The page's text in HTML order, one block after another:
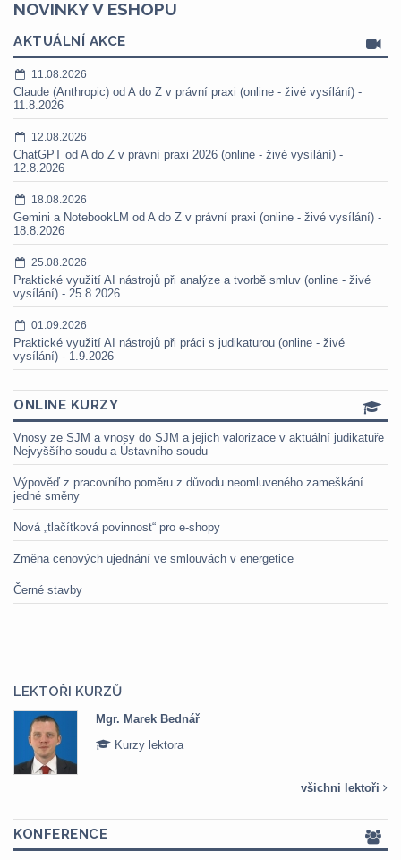
NOVINKY V ESHOPU
AKTUÁLNÍ AKCE
11.08.2026
Claude (Anthropic) od A do Z v právní praxi (online - živé vysílání) -
11.8.2026
12.08.2026
ChatGPT od A do Z v právní praxi 2026 (online - živé vysílání) -
12.8.2026
18.08.2026
Gemini a NotebookLM od A do Z v právní praxi (online - živé vysílání) -
18.8.2026
25.08.2026
Praktické využití AI nástrojů při analýze a tvorbě smluv (online - živé
vysílání) - 25.8.2026
01.09.2026
Praktické využití AI nástrojů při práci s judikaturou (online - živé
vysílání) - 1.9.2026
ONLINE KURZY
Vnosy ze SJM a vnosy do SJM a jejich valorizace v aktuální judikatuře
Nejvyššího soudu a Ústavního soudu
Výpověď z pracovního poměru z důvodu neomluveného zameškání
jedné směny
Nová „tlačítková povinnost“ pro e-shopy
Změna cenových ujednání ve smlouvách v energetice
Černé stavby
LEKTOŘI KURZŮ
Mgr. Marek Bednář
Kurzy lektora
všichni lektoři
KONFERENCE